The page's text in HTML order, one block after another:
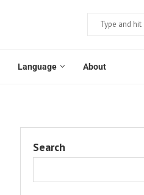
Language About
Search